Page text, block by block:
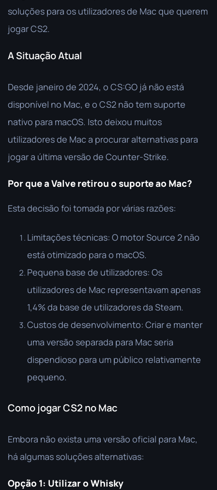
soluções para os utilizadores de Mac que querem
jogar CS2.
A Situação Atual
Desde janeiro de 2024, o CS:GO já não está
disponível no Mac, e o CS2 não tem suporte
nativo para macOS. Isto deixou muitos
utilizadores de Mac a procurar alternativas para
jogar a última versão de Counter-Strike.
Por que a Valve retirou o suporte ao Mac?
Esta decisão foi tomada por várias razões:
Limitações técnicas: O motor Source 2 não
está otimizado para o macOS.
Pequena base de utilizadores: Os
utilizadores de Mac representavam apenas
1,4% da base de utilizadores da Steam.
Custos de desenvolvimento: Criar e manter
uma versão separada para Mac seria
dispendioso para um público relativamente
pequeno.
Como jogar CS2 no Mac
Embora não exista uma versão oficial para Mac,
há algumas soluções alternativas:
Opção 1: Utilizar o Whisky